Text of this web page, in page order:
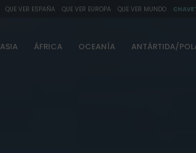
QUE VER ESPAÑA QUE VER EUROPA QUE VER MUNDO
ASIA ÁFRICA OCEANÍA ANTÁRTIDA/